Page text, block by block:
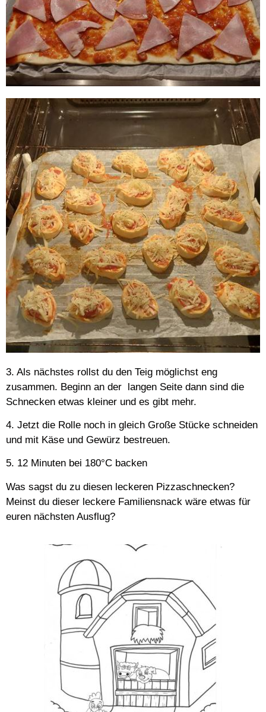
3. Als nächstes rollst du den Teig möglichst eng
zusammen. Beginn an der langen Seite dann sind die
Schnecken etwas kleiner und es gibt mehr.
4. Jetzt die Rolle noch in gleich Große Stücke schneiden
und mit Käse und Gewürz bestreuen.
5. 12 Minuten bei 180°C backen
Was sagst du zu diesen leckeren Pizzaschnecken?
Meinst du dieser leckere Familiensnack wäre etwas für
euren nächsten Ausflug?